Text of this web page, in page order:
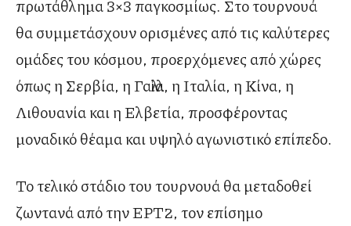
πρωτάθλημα 3×3 παγκοσμίως. Στο τουρνουά
θα συμμετάσχουν ορισμένες από τις καλύτερες
ομάδες του κόσμου, προερχόμενες από χώρες
όπως η Σερβία, η Γαλλία, η Ιταλία, η Κίνα, η
Λιθουανία και η Ελβετία, προσφέροντας
μοναδικό θέαμα και υψηλό αγωνιστικό επίπεδο.
Το τελικό στάδιο του τουρνουά θα μεταδοθεί
ζωντανά από την ΕΡΤ2, τον επίσημο